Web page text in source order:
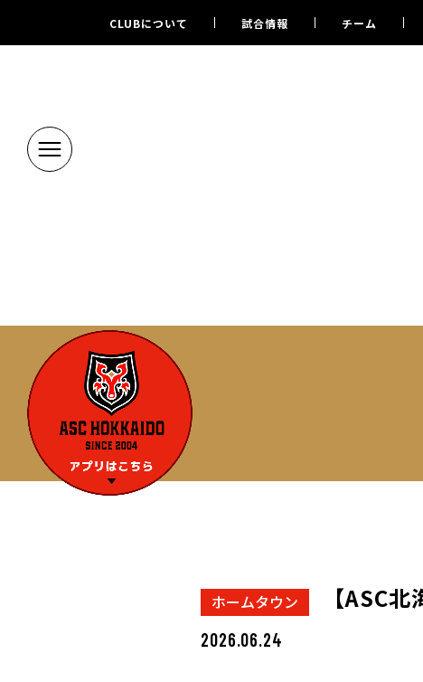
CLUBについて 試合情報 チーム
ホームタウン 【ASC
2026.06.24